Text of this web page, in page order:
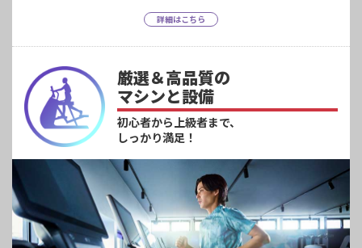
詳細はこちら
厳選＆高品質の
マシンと設備
初心者から上級者まで、
しっかり満足！